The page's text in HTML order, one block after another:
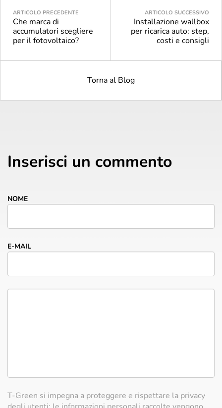
ARTICOLO PRECEDENTE
Che marca di
accumulatori scegliere
per il fotovoltaico?
Torna al Blog
ARTICOLO SUCCESSIVO
Installazione wallbox
per ricarica auto: step,
costi e consigli
Inserisci un commento
NOME
E-MAIL
T-Green si impegna a proteggere e rispettare la privacy